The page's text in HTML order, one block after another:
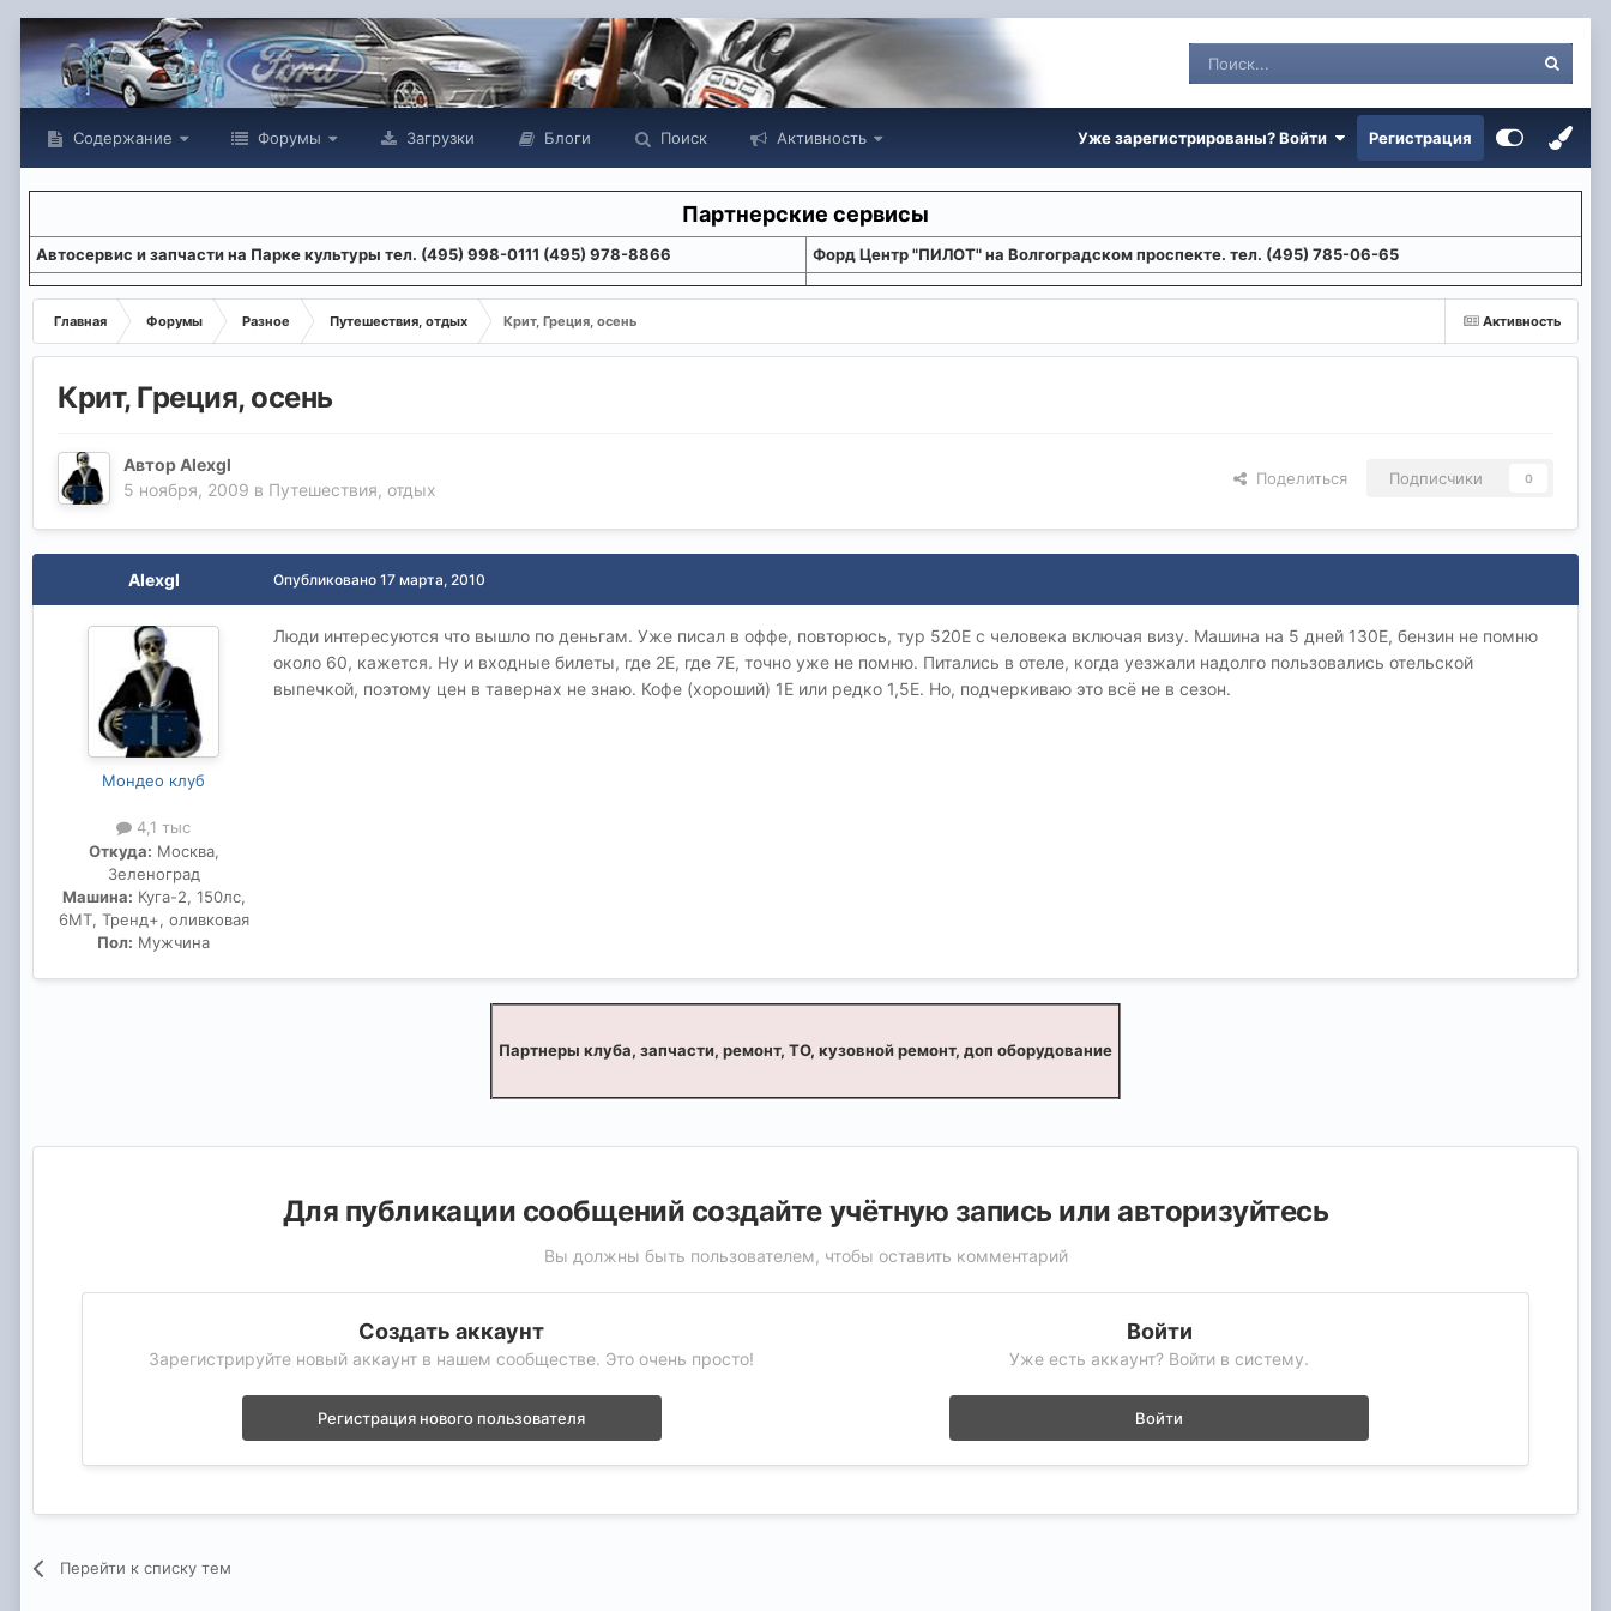
Содержание Форумы Загрузки Блоги Поиск Активность Уже зарегистрированы? Войти Регистрация
Партнерские сервисы
Aвтосервис и запчасти на Парке культуры тел. (495) 998-0111 (495) 978-8866 Форд Центр "ПИЛОТ" на Волгоградском проспекте. тел. (495) 785-06-65
Активность
Главная Форумы Разное Путешествия, отдых Крит, Греция, осень
Крит, Греция, осень
АвторAlexgl
5 ноября, 2009 в Путешествия, отдых
Поделиться Подписчики 0
Alexgl
Мондео клуб
4,1 тыс
Откуда: Москва,
Зеленоград
Машина: Куга-2, 150лс,
6МТ, Тренд+, оливковая
Пол: Мужчина
Опубликовано 17 марта, 2010
Люди интересуются что вышло по деньгам. Уже писал в оффе, повторюсь, тур 520Е с человека включая визу. Машина на 5 дней 130Е, бензин не помню
около 60, кажется. Ну и входные билеты, где 2Е, где 7Е, точно уже не помню. Питались в отеле, когда уезжали надолго пользовались отельской
выпечкой, поэтому цен в тавернах не знаю. Кофе (хороший) 1Е или редко 1,5Е. Но, подчеркиваю это всё не в сезон.
Партнеры клуба, запчасти, ремонт, ТО, кузовной ремонт, доп оборудование
Для публикации сообщений создайте учётную запись или авторизуйтесь
Вы должны быть пользователем, чтобы оставить комментарий
Создать аккаунт
Зарегистрируйте новый аккаунт в нашем сообществе. Это очень просто!
Регистрация нового пользователя
Войти
Уже есть аккаунт? Войти в систему.
Войти
Перейти к списку тем